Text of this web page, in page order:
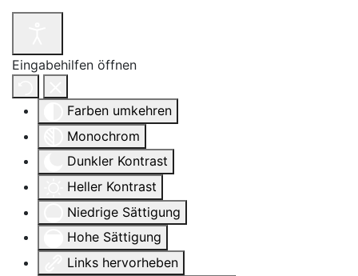
Eingabehilfen öffnen
Farben umkehren
Monochrom
Dunkler Kontrast
Heller Kontrast
Niedrige Sättigung
Hohe Sättigung
Links hervorheben